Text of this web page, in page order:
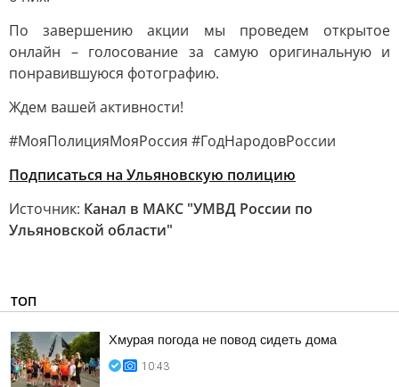
По завершению акции мы проведем открытое
онлайн – голосование за самую оригинальную и
понравившуюся фотографию.
Ждем вашей активности!
#МояПолицияМояРоссия #ГодНародовРоссии
Подписаться на Ульяновскую полицию
Источник: Канал в МАКС "УМВД России по
Ульяновской области"
ТОП
Хмурая погода не повод сидеть дома
10:43